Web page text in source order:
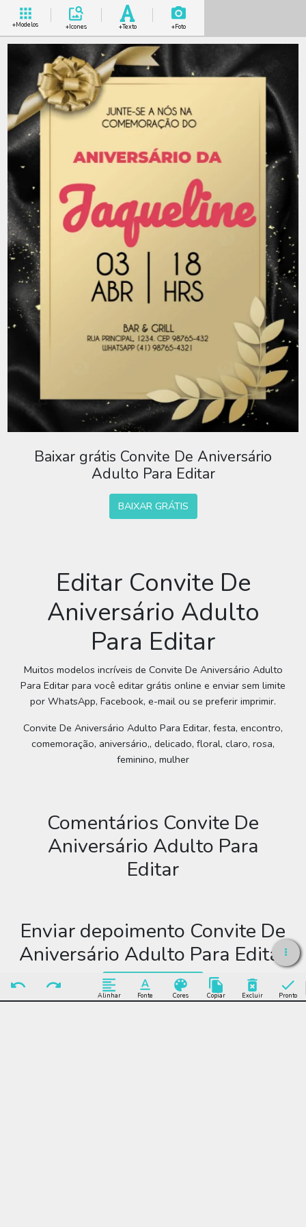
+Modelos +Icones +Texto +Foto
Alinhar Fonte Cores Copiar Excluir Pronto
Baixar grátis Convite De Aniversário
Adulto Para Editar
BAIXAR GRÁTIS
Editar Convite De
Aniversário Adulto
Para Editar
Muitos modelos incríveis de Convite De Aniversário Adulto
Para Editar para você editar grátis online e enviar sem limite
por WhatsApp, Facebook, e-mail ou se preferir imprimir.
Convite De Aniversário Adulto Para Editar, festa, encontro,
comemoração, aniversário,, delicado, floral, claro, rosa,
feminino, mulher
Comentários Convite De
Aniversário Adulto Para
Editar
Enviar depoimento Convite De
Aniversário Adulto Para Editar
Enviar Depoimento